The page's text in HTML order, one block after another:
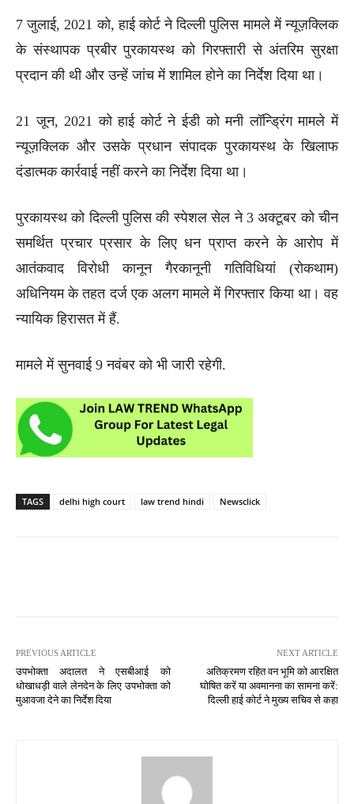
7 जुलाई, 2021 को, हाई कोर्ट ने दिल्ली पुलिस मामले में न्यूज़क्लिक
के संस्थापक प्रबीर पुरकायस्थ को गिरफ्तारी से अंतरिम सुरक्षा
प्रदान की थी और उन्हें जांच में शामिल होने का निर्देश दिया था।
21 जून, 2021 को हाई कोर्ट ने ईडी को मनी लॉन्ड्रिंग मामले में
न्यूज़क्लिक और उसके प्रधान संपादक पुरकायस्थ के खिलाफ
दंडात्मक कार्रवाई नहीं करने का निर्देश दिया था।
पुरकायस्थ को दिल्ली पुलिस की स्पेशल सेल ने 3 अक्टूबर को चीन
समर्थित प्रचार प्रसार के लिए धन प्राप्त करने के आरोप में
आतंकवाद विरोधी कानून गैरकानूनी गतिविधियां (रोकथाम)
अधिनियम के तहत दर्ज एक अलग मामले में गिरफ्तार किया था। वह
न्यायिक हिरासत में हैं.
मामले में सुनवाई 9 नवंबर को भी जारी रहेगी.
TAGS delhi high court law trend hindi Newsclick
PREVIOUS ARTICLE
उपभोक्ता अदालत ने एसबीआई को
धोखाधड़ी वाले लेनदेन के लिए उपभोक्ता को
मुआवजा देने का निर्देश दिया
NEXT ARTICLE
अतिक्रमण रहित वन भूमि को आरक्षित
घोषित करें या अवमानना का सामना करें:
दिल्ली हाई कोर्ट ने मुख्य सचिव से कहा